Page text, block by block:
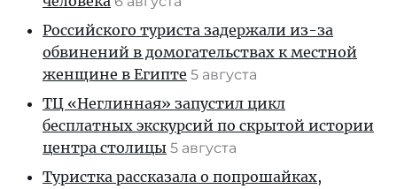
Российского туриста задержали из-за
обвинений в домогательствах к местной
женщине в Египте 5 августа
ТЦ «Неглинная» запустил цикл
бесплатных экскурсий по скрытой истории
центра столицы 5 августа
Туристка рассказала о попрошайках,